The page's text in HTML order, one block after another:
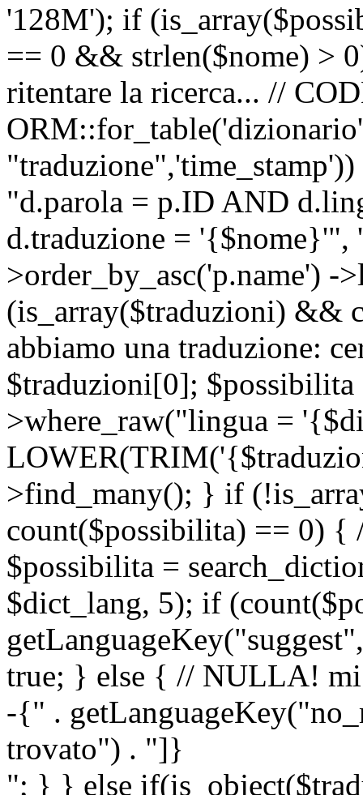
'128M'); if
== 0 && strlen($nome) >
ritentare la ricerca... //
"d.parola = p.ID AND
d.traduzione = '{$nome}'",
>order_by_asc('p.name')
(is_array($traduzioni) &&
abbiamo una traduzione:
$traduzioni[0];
>where_raw("lingua =
>find_many(); } if
count($possibilita) == 0) {
$possibilita =
$dict_lang, 5); if
true; } else { // NULLA! mi
-{" .
trovato") . "]}
"; } } else